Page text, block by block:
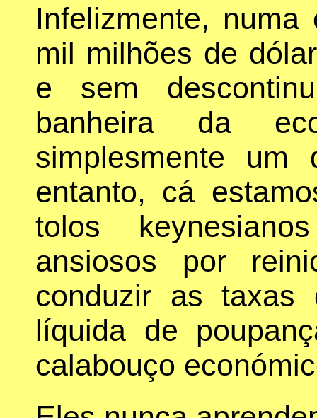
Infelizmente,
mil milhões de
e sem
banheira da
simplesmente um
entanto, cá
tolos
ansiosos por
conduzir as
líquida de
calabouço